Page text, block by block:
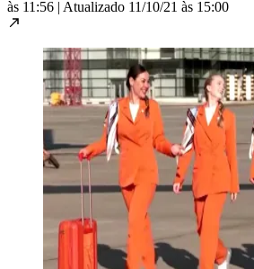
às 11:56 | Atualizado 11/10/21 às 15:00